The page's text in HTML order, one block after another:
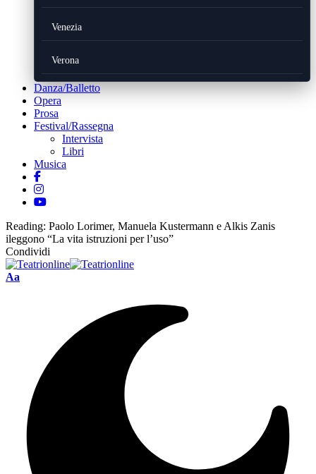
Venezia
Verona
Danza/Balletto
Opera
Prosa
Festival/Rassegna
Intervista
Libri
Musica
Reading: Paolo Lorimer, Manuela Kustermann e Alkis Zanis
ileggono “La vita istruzioni per l’uso”
Condividi
Font
Aa